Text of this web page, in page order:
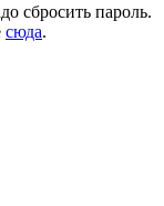
сбросить пароль.
сюда.